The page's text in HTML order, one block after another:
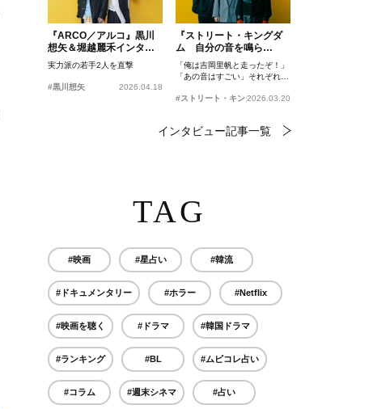
『ARCO／アルコ』黒川
想矢＆堀越麗禾インタビ
ュー
実力派の若手2人を直撃
#黒川想矢 2026.04.18
『ストリート・キングダ
ム 自分の音を鳴ら
せ。』峯田和伸、若葉竜
也、吉岡里帆インタビュ
ー
「俺は吉岡里帆と走ったぞ！」
「あの音はすごい」それぞれの
#ストリート・キングダム 自分の音を鳴らせ。
2026.03.20
インタビュー記事一覧
TAG
#映画 #星占い #韓流
#ドキュメンタリー #ホラー #Netflix
#映画を聴く #ドラマ #韓国ドラマ
#ランキング #BL #ムビコレ占い
#コラム #週末シネマ #占い